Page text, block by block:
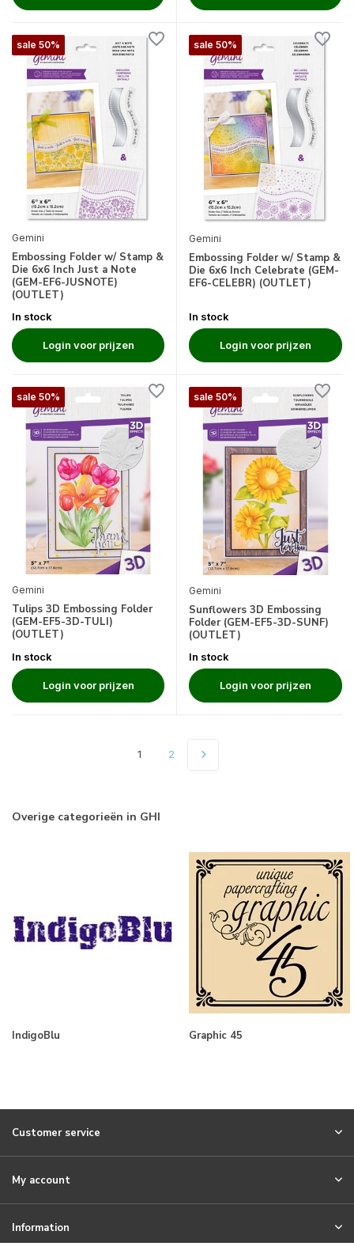
sale 50%
Gemini
Embossing Folder w/ Stamp &
Die 6x6 Inch Just a Note
(GEM-EF6-JUSNOTE)
(OUTLET)
In stock
Login voor prijzen
sale 50%
Gemini
Embossing Folder w/ Stamp &
Die 6x6 Inch Celebrate (GEM-
EF6-CELEBR) (OUTLET)
In stock
Login voor prijzen
sale 50%
Gemini
Tulips 3D Embossing Folder
(GEM-EF5-3D-TULI)
(OUTLET)
In stock
Login voor prijzen
sale 50%
Gemini
Sunflowers 3D Embossing
Folder (GEM-EF5-3D-SUNF)
(OUTLET)
In stock
Login voor prijzen
1 2
Overige categorieën in GHI
IndigoBlu Graphic 45
Customer service
My account
Information